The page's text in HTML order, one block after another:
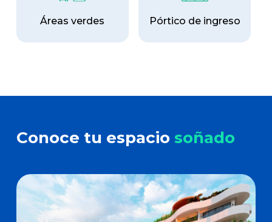
Áreas verdes Pórtico de ingreso
Conoce tu espacio soñado